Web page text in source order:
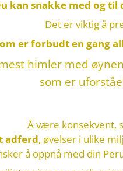
kan snakke med og til
Det er viktig å
er forbudt en gang
himler med
som er
Å være konsekvent,
adferd, øvelser i ulike
å oppnå med din